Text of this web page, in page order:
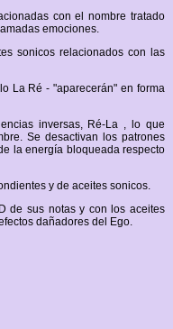
con el nombre tratado
emociones.
sonicos relacionados con las
La Ré - "aparecerán" en forma
inversas, Ré-La , lo que
Se desactivan los patrones
la energía bloqueada respecto
y de aceites sonicos.
de sus notas y con los aceites
dañadores del Ego.